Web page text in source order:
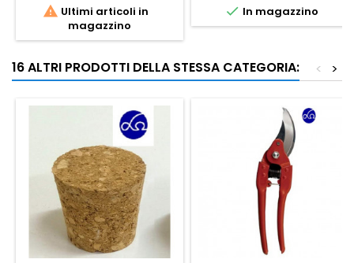
 Ultimi articoli in
magazzino
 In magazzino
16 ALTRI PRODOTTI DELLA STESSA CATEGORIA: >
<